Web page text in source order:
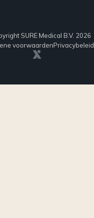
SURE Medical B.V. 2026
voorwaardenPrivacybeleid